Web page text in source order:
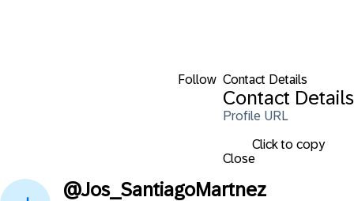
Follow Contact Details
Contact Details
Profile URL
Click to copy
Close
@Jos_SantiagoMartnez